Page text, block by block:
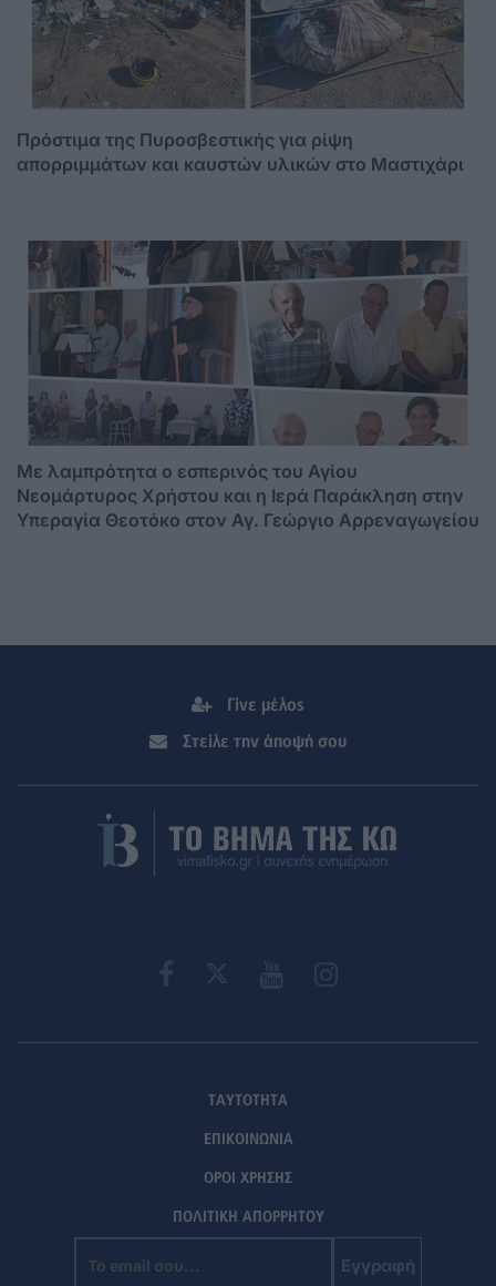
Πρόστιμα της Πυροσβεστικής για ρίψη
απορριμμάτων και καυστών υλικών στο Μαστιχάρι
Mε λαμπρότητα ο εσπερινός του Αγίου
Νεομάρτυρος Χρήστου και η Ιερά Παράκληση στην
Υπεραγία Θεοτόκο στον Αγ. Γεώργιο Αρρεναγωγείου
Γίνε μέλος
Στείλε την άποψή σου
ΤΑΥΤΟΤΗΤΑ
ΕΠΙΚΟΙΝΩΝΙΑ
ΟΡΟΙ ΧΡΗΣΗΣ
ΠΟΛΙΤΙΚΗ ΑΠΟΡΡΗΤΟΥ
Εγγραφή